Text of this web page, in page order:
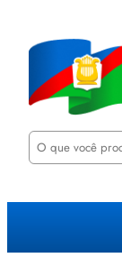
P
u
a